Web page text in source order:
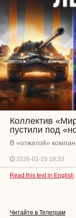
Коллектив
пустили под
В «отжатой»
2026-01-29 18:33
Read this text in English
Читайте в Телеграм